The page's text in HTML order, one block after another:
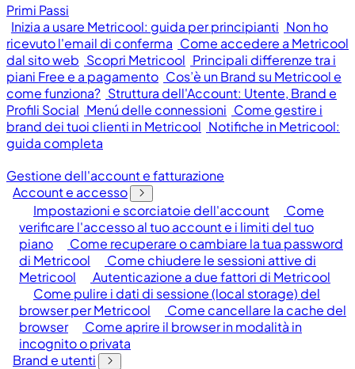
Primi Passi
Inizia a usare Metricool: guida per principianti Non ho
ricevuto l'email di conferma Come accedere a Metricool
dal sito web Scopri Metricool Principali differenze tra i
piani Free e a pagamento Cos’è un Brand su Metricool e
come funziona? Struttura dell'Account: Utente, Brand e
Profili Social Menú delle connessioni Come gestire i
brand dei tuoi clienti in Metricool Notifiche in Metricool:
guida completa
Gestione dell'account e fatturazione
Account e accesso
Impostazioni e scorciatoie dell'account
Come
verificare l'accesso al tuo account e i limiti del tuo
piano
Come recuperare o cambiare la tua password
di Metricool
Come chiudere le sessioni attive di
Metricool
Autenticazione a due fattori di Metricool
Come pulire i dati di sessione (local storage) del
browser per Metricool
Come cancellare la cache del
browser
Come aprire il browser in modalità in
incognito o privata
Brand e utenti